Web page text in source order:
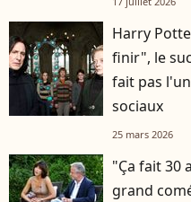
Harry
finir", le
fait pas
sociaux
25 mars 2026
"Ça fait 30
grand